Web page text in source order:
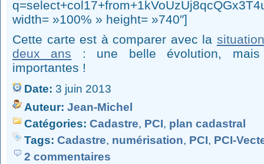
width= »100% » height= »740″]
Cette carte est à comparer avec la
deux ans : une belle évolution, mais
importantes !
Date: 3 juin 2013
Auteur: Jean-Michel
Catégories: Cadastre, PCI, plan cadastral
Tags: Cadastre, numérisation, PCI, PCI-
2 commentaires